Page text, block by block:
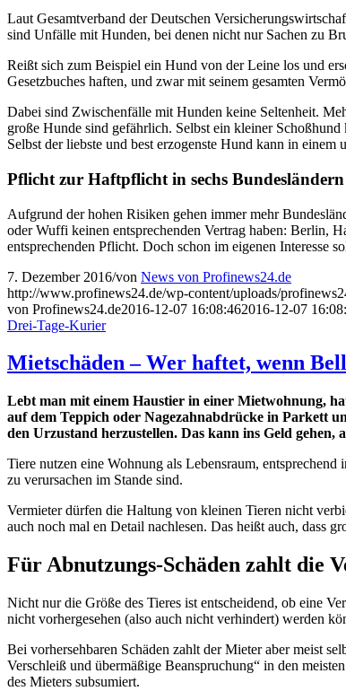
Laut Gesamtverband der Deutschen
sind Unfälle mit Hunden, bei denen nicht nur Sachen zu
Reißt sich zum Beispiel ein Hund von der Leine los und
Gesetzbuches haften, und zwar mit seinem gesamten
Dabei sind Zwischenfälle mit Hunden keine Seltenheit.
große Hunde sind gefährlich. Selbst ein kleiner
Selbst der liebste und best erzogenste Hund kann in
Pflicht zur Haftpflicht in sechs Bundesländern
Aufgrund der hohen Risiken gehen immer mehr
oder Wuffi keinen entsprechenden Vertrag haben: Berlin,
entsprechenden Pflicht. Doch schon im eigenen Interesse
7. Dezember 2016/von News von Profinews24.de
http://www.profinews24.de/wp-content/uploads/
von Profinews24.de2016-12-07 16:08:462016-12-07
Drei-Tage-Kurier
Mietschäden – Wer haftet, wenn
Lebt man mit einem Haustier in einer Mietwohnung,
auf dem Teppich oder Nagezahnabdrücke in Parkett
den Urzustand herzustellen. Das kann ins Geld gehen,
Tiere nutzen eine Wohnung als Lebensraum,
zu verursachen im Stande sind.
Vermieter dürfen die Haltung von kleinen Tieren nicht
auch noch mal en Detail nachlesen. Das heißt auch, dass
Für Abnutzungs-Schäden zahlt die
Nicht nur die Größe des Tieres ist entscheidend, ob eine
nicht vorhergesehen (also auch nicht verhindert) werden
Bei vorhersehbaren Schäden zahlt der Mieter aber meist
Verschleiß und übermäßige Beanspruchung“ in den
des Mieters subsumiert.